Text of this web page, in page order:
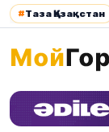
#Таза Қазақстан